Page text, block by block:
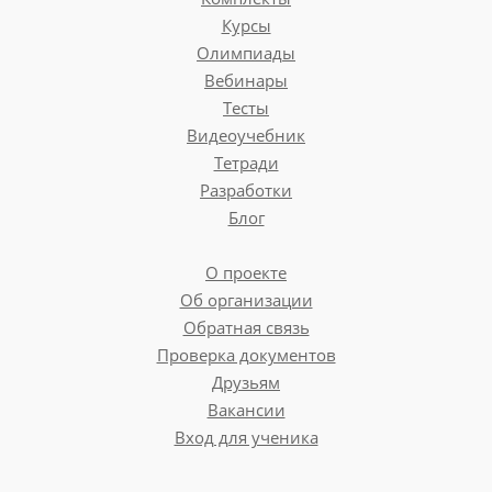
Na, okay. Und wohin gehen wir
Obst und Gemüse ist es besser auf
dem Markt zu kaufen. Dort ist alles immer
Brötchen und Pizzas kaufen wir in der
Würstchen ist es besser in der
Fleischerei zu kaufen.
Und Getränke kaufen wir im
Supermarkt.
Macht die Übung!
Курсы
Олимпиады
Вебинары
Тесты
Видеоучебник
Тетради
Разработки
Блог
О проекте
Об организации
Обратная связь
Проверка документов
Друзьям
Вакансии
Вход для ученика